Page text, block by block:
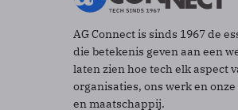
AG Connect is sinds 1967 de
die betekenis geven aan een
laten zien hoe tech elk aspect
organisaties, ons werk en
en maatschappij.